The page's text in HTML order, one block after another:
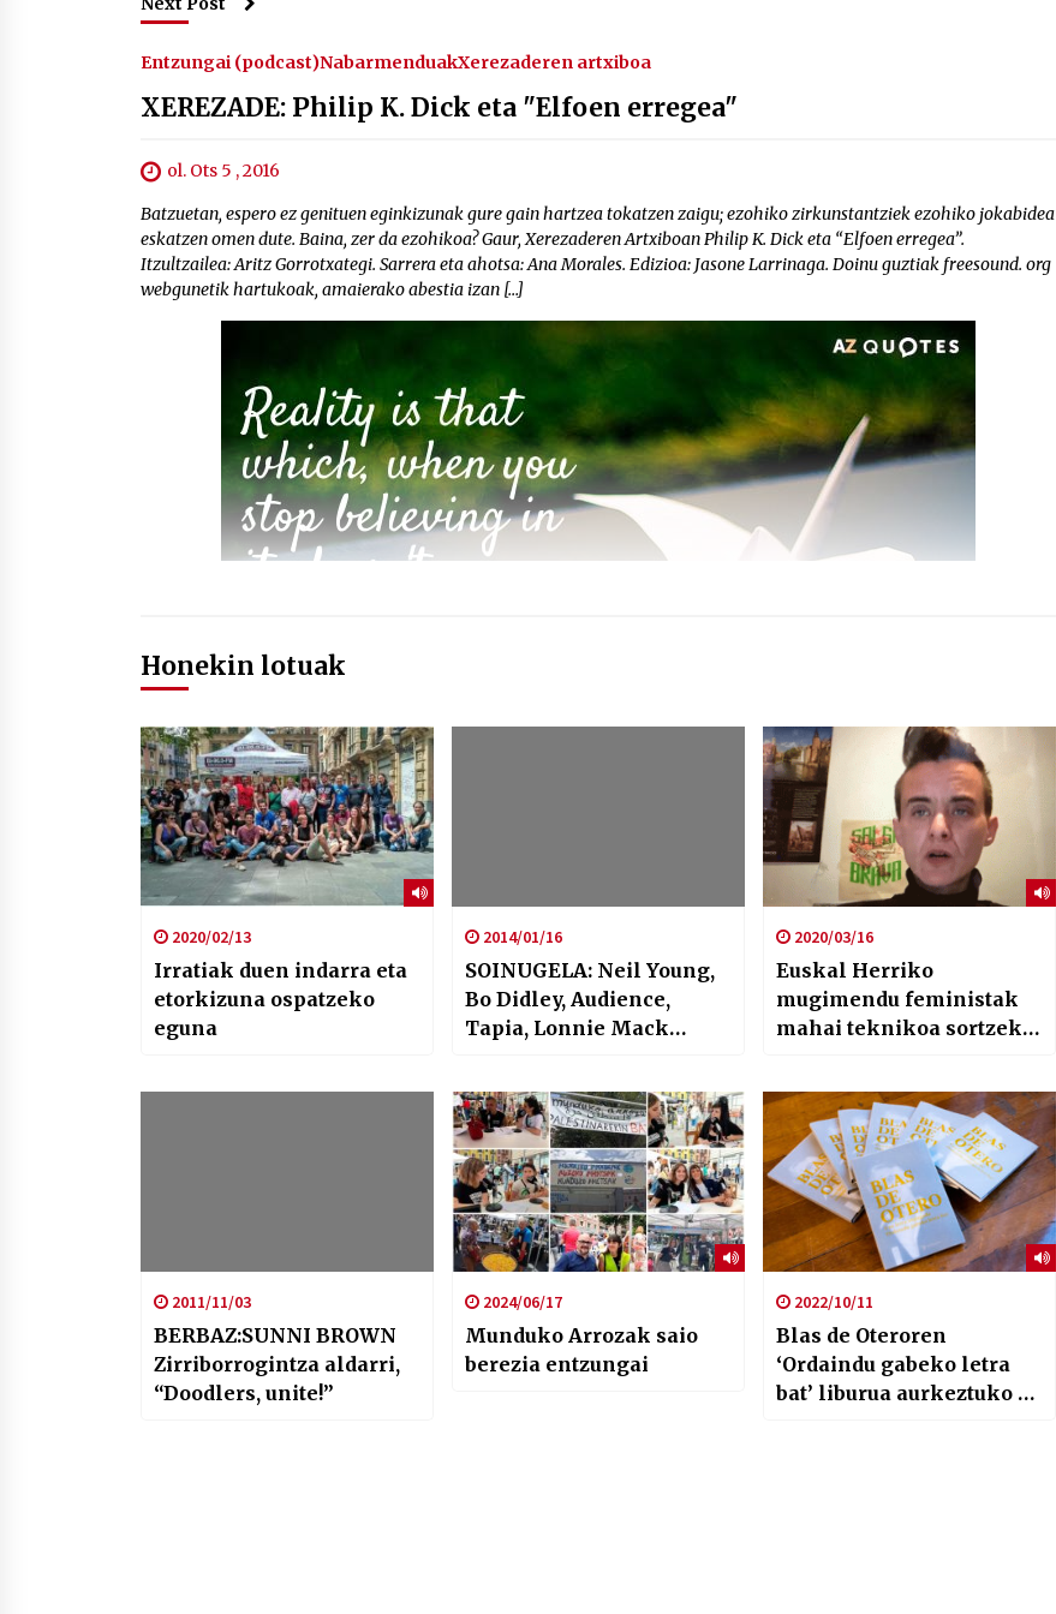
Entzungai (podcast)NabarmenduakXerezaderen artxiboa
XEREZADE: Philip K. Dick eta "Elfoen erregea"
ol. Ots 5 , 2016
Batzuetan, espero ez genituen eginkizunak gure gain hartzea tokatzen zaigu; ezohiko zirkunstantziek ezohiko jokabidea
eskatzen omen dute. Baina, zer da ezohikoa? Gaur, Xerezaderen Artxiboan Philip K. Dick eta “Elfoen erregea”.
Itzultzailea: Aritz Gorrotxategi. Sarrera eta ahotsa: Ana Morales. Edizioa: Jasone Larrinaga. Doinu guztiak freesound. org
webgunetik hartukoak, amaierako abestia izan […]
Honekin lotuak
2020/02/13
Irratiak duen indarra eta
etorkizuna ospatzeko
eguna
2014/01/16
SOINUGELA: Neil Young,
Bo Didley, Audience,
Tapia, Lonnie Mack…
2020/03/16
Euskal Herriko
mugimendu feministak
mahai teknikoa sortzeko
sortutako zaintza krisiari
heltzeko
2011/11/03
BERBAZ:SUNNI BROWN
Zirriborrogintza aldarri,
“Doodlers, unite!”
2024/06/17
Munduko Arrozak saio
berezia entzungai
2022/10/11
Blas de Oteroren
‘Ordaindu gabeko letra
bat’ liburua aurkeztuko da